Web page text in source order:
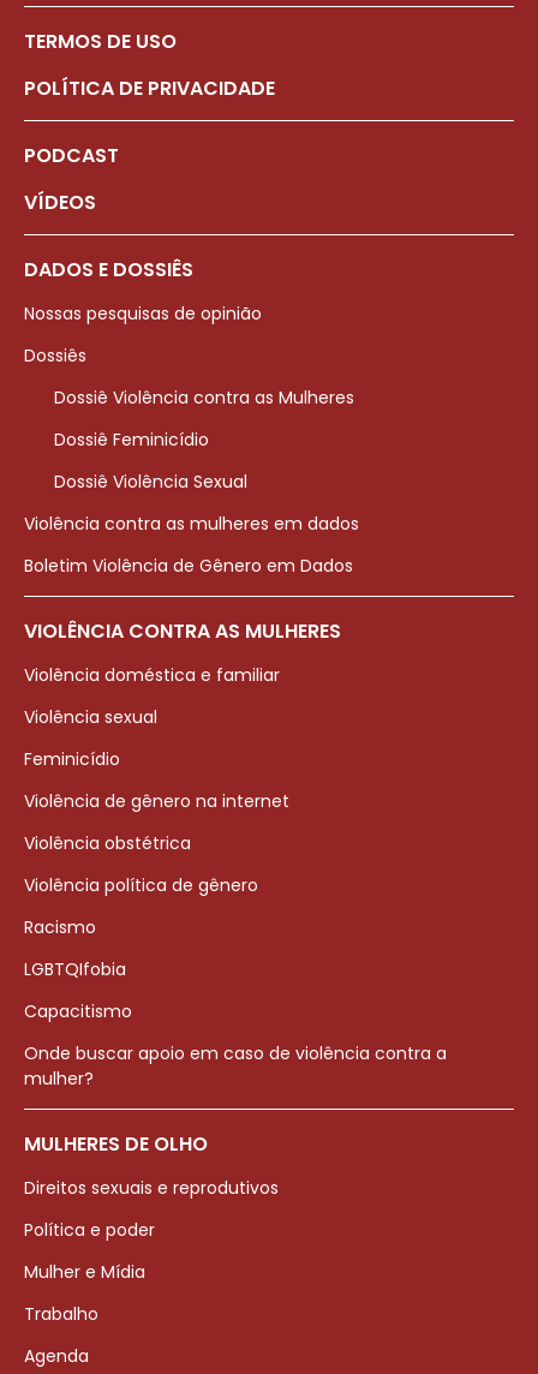
TERMOS DE USO
POLÍTICA DE PRIVACIDADE
PODCAST
VÍDEOS
DADOS E DOSSIÊS
Nossas pesquisas de opinião
Dossiês
Dossiê Violência contra as Mulheres
Dossiê Feminicídio
Dossiê Violência Sexual
Violência contra as mulheres em dados
Boletim Violência de Gênero em Dados
VIOLÊNCIA CONTRA AS MULHERES
Violência doméstica e familiar
Violência sexual
Feminicídio
Violência de gênero na internet
Violência obstétrica
Violência política de gênero
Racismo
LGBTQIfobia
Capacitismo
Onde buscar apoio em caso de violência contra a
mulher?
MULHERES DE OLHO
Direitos sexuais e reprodutivos
Política e poder
Mulher e Mídia
Trabalho
Agenda